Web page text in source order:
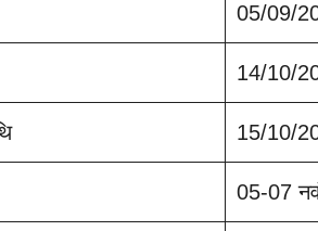
05/09/
14/10/
15/10/
05-07